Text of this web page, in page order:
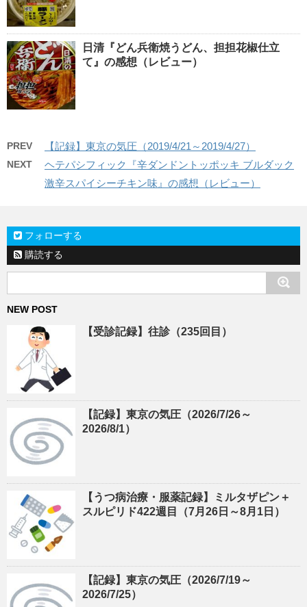
日清『どん兵衛焼うどん、担担花椒仕立
て』の感想（レビュー）
PREV 【記録】東京の気圧（2019/4/21～2019/4/27）
NEXT
ヘテパシフィック『辛ダンドントッポッキ ブルダック
激辛スパイシーチキン味』の感想（レビュー）
フォローする
購読する
NEW POST
【受診記録】往診（235回目）
【記録】東京の気圧（2026/7/26～
2026/8/1）
【うつ病治療・服薬記録】ミルタザピン＋
スルピリド422週目（7月26日～8月1日）
【記録】東京の気圧（2026/7/19～
2026/7/25）